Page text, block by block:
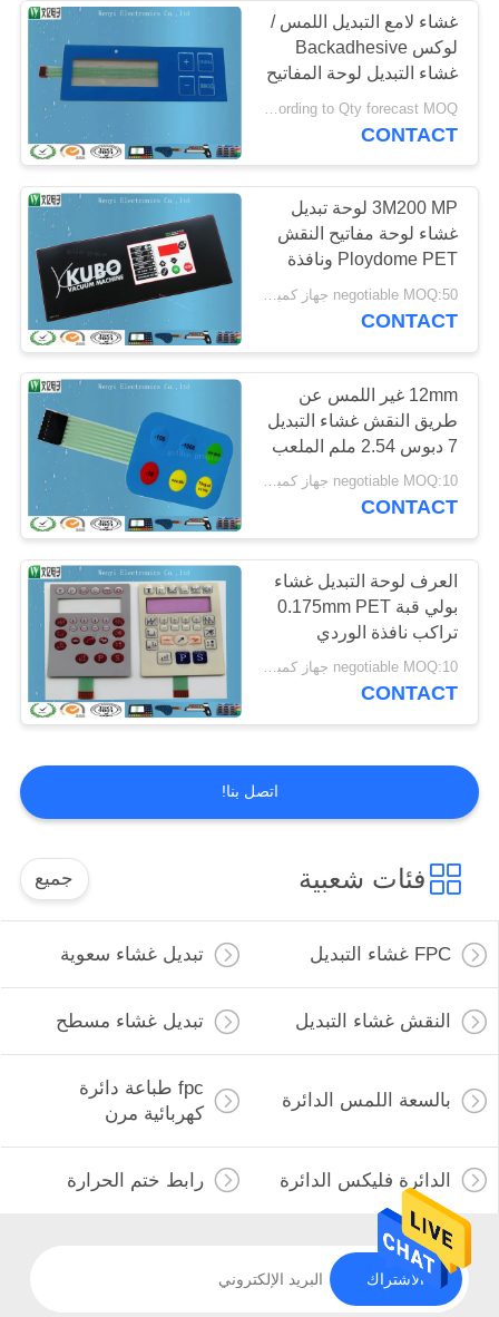
غشاء لامع التبديل اللمس /
لوكس Backadhesive
غشاء التبديل لوحة المفاتيح
Negotiable according to Qty forecast MOQ:تفاوض
CONTACT
3M200 MP لوحة تبديل
غشاء لوحة مفاتيح النقش
Ploydome PET ونافذة
LCD
negotiable MOQ:50 جهاز كمبيوتر شخصى / الكثير
CONTACT
12mm غير اللمس عن
طريق النقش غشاء التبديل
7 دبوس 2.54 ملم الملعب
أنثى موصل
negotiable MOQ:10 جهاز كمبيوتر شخصى / الكثير
CONTACT
العرف لوحة التبديل غشاء
بولي قبة 0.175mm PET
تراكب نافذة الوردي
negotiable MOQ:10 جهاز كمبيوتر شخصى / الكثير
CONTACT
اتصل بنا!
فئات شعبية جميع
FPC غشاء التبديل تبديل غشاء سعوية
النقش غشاء التبديل تبديل غشاء مسطح
بالسعة اللمس الدائرة
fpc طباعة دائرة
كهربائية مرن
الدائرة فليكس الدائرة رابط ختم الحرارة
الاشتراك